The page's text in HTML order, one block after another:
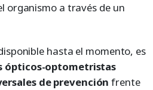
organismo a través de un
hasta el momento, es
ópticos-optometristas
de prevención frente